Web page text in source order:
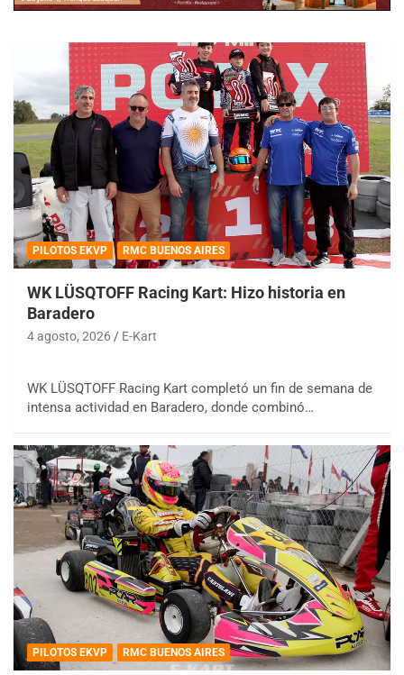
PILOTOS EKVP RMC BUENOS AIRES
WK LÜSQTOFF Racing Kart: Hizo historia en
Baradero
4 agosto, 2026 E-Kart
WK LÜSQTOFF Racing Kart completó un fin de semana de
intensa actividad en Baradero, donde combinó…
PILOTOS EKVP RMC BUENOS AIRES